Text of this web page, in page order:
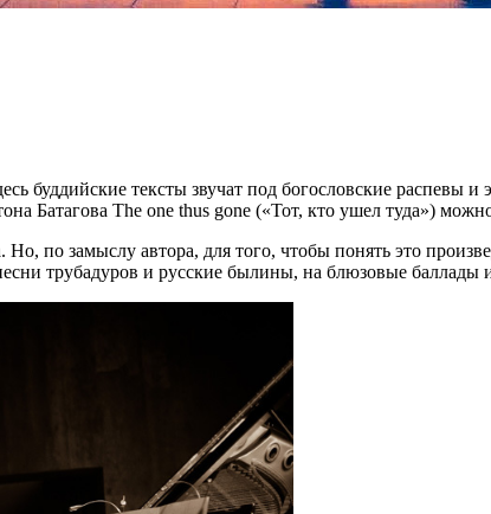
буддийские тексты звучат под богословские
Батагова The one thus gone («Тот, кто ушел туда»)
по замыслу автора, для того, чтобы понять это
трубадуров и русские былины, на блюзовые